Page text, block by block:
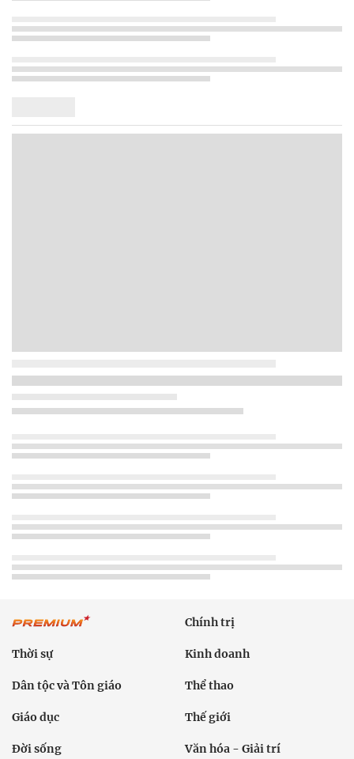
Chính trị
Thời sự Kinh doanh
Dân tộc và Tôn giáo Thể thao
Giáo dục Thế giới
Đời sống Văn hóa - Giải trí